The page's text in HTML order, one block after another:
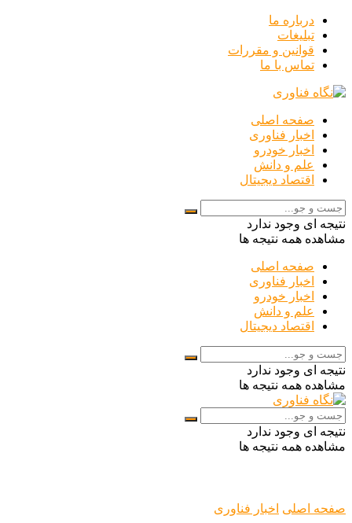
درباره ما
تبلیغات
قوانین و مقررات
تماس با ما
صفحه اصلی
اخبار فناوری
اخبار خودرو
علم و دانش
اقتصاد دیجیتال
نتیجه ای وجود ندارد
مشاهده همه نتیجه ها
صفحه اصلی
اخبار فناوری
اخبار خودرو
علم و دانش
اقتصاد دیجیتال
نتیجه ای وجود ندارد
مشاهده همه نتیجه ها
نتیجه ای وجود ندارد
مشاهده همه نتیجه ها
صفحه اصلی اخبار فناوری